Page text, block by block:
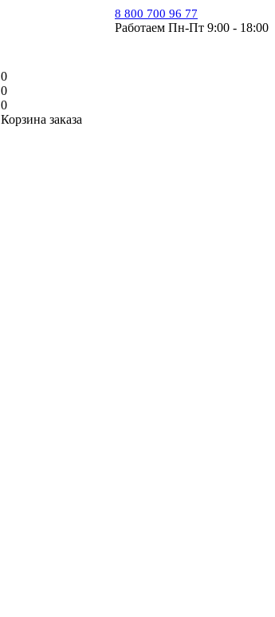
8 800 700 96 77
Работаем Пн-Пт 9:00 - 18:00
0
0
0
Корзина заказа